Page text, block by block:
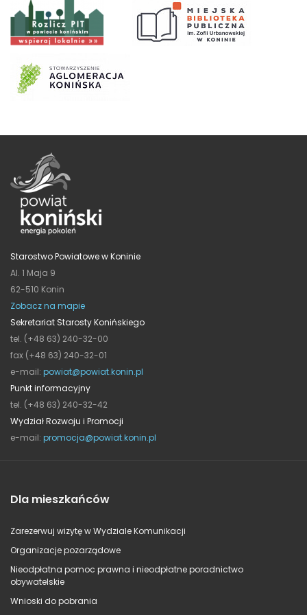
Starostwo Powiatowe w Koninie
Al. 1 Maja 9
62-510 Konin
Zobacz na mapie
Sekretariat Starosty Konińskiego
tel. (+48 63) 240-32-00
fax (+48 63) 240-32-01
e-mail: powiat@powiat.konin.pl
Punkt informacyjny
tel. (+48 63) 240-32-42
Wydział Rozwoju i Promocji
e-mail: promocja@powiat.konin.pl
Dla mieszkańców
Zarezerwuj wizytę w Wydziale Komunikacji
Organizacje pozarządowe
Nieodpłatna pomoc prawna i nieodpłatne poradnictwo
obywatelskie
Wnioski do pobrania